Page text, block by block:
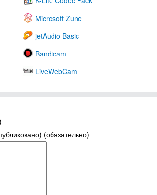
Microsoft Zune
jetAudio Basic
Bandicam
LiveWebCam
(обязательно)